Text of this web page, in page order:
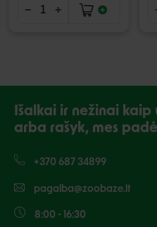
Išalkai ir nežinai kaip
arba rašyk, mes
+370 687 34899
pagalba@zoobaze.lt
8:00 - 16:30